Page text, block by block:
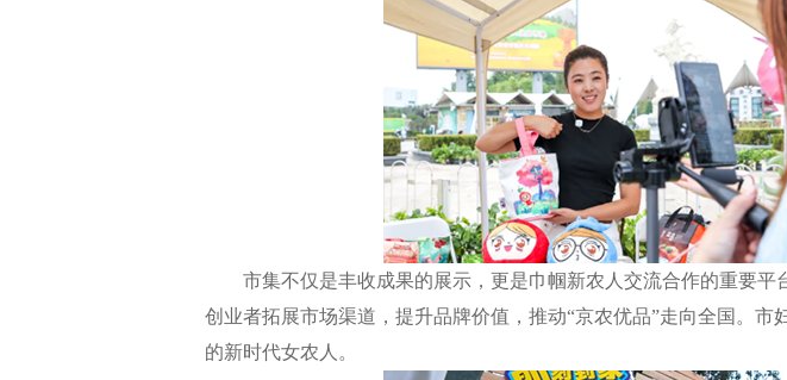
市集不仅是丰收成果的展示，更是巾帼新农人交流合作的重要平
创业者拓展市场渠道，提升品牌价值，推动“京农优品”走向全国。
的新时代女农人。